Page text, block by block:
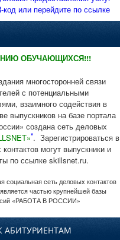
код или перейдите по ссылке
ОБУЧАЮЩИХСЯ!!!
многосторонней связи
с потенциальными
взаимного содействия в
выпускников на базе портала
создана сеть деловых
*. Зарегистрироваться в
могут выпускники и
по ссылке skillsnet.ru.
социальная сеть деловых контактов
частью крупнейшей базы
«РАБОТА В РОССИИ»
АБИТУРИЕНТАМ